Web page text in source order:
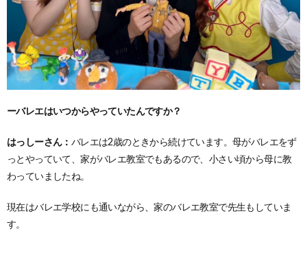
ーバレエはいつからやっていたんですか？
はっしーさん： バレエは2歳のときから続けています。母がバレエをず
っとやっていて、家がバレエ教室でもあるので、小さい頃から母に教
わっていましたね。
現在はバレエ学校にも通いながら、家のバレエ教室で先生もしていま
す。